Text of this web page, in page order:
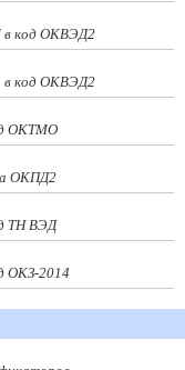
в код ОКВЭД2
в код ОКВЭД2
ОКТМО
ОКПД2
ТН ВЭД
ОКЗ-2014